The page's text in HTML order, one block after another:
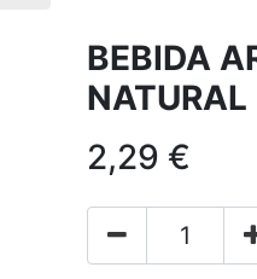
BEBIDA
NATURAL
2,29 €